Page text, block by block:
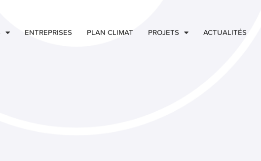
ENTREPRISES PLAN CLIMAT PROJETS ACTUALITÉS